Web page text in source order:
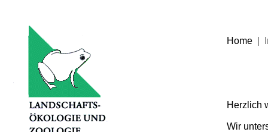
Home
Herzlich
Wir